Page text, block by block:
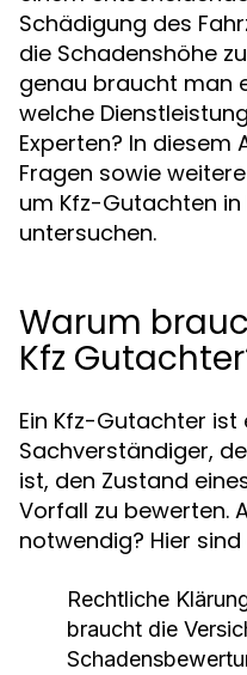
Schädigung des
die Schadenshöhe
genau braucht man
welche
Experten? In diesem
Fragen sowie
um Kfz-Gutachten in
untersuchen.
Warum
Kfz
Ein Kfz-Gutachter
Sachverständiger,
ist, den Zustand
Vorfall zu bewerten.
notwendig? Hier
Rechtliche
braucht die